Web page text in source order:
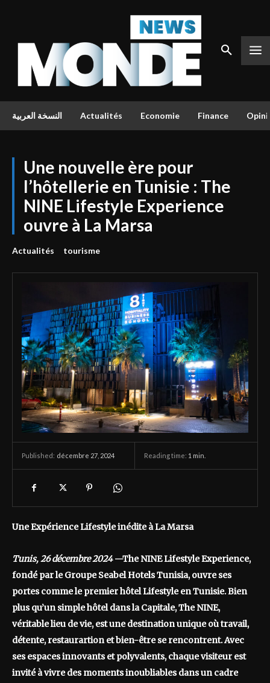
النسخة العربية Actualités Economie Finance
Une nouvelle ère pour
l’hôtellerie en Tunisie : The
NINE Lifestyle Experience
ouvre à La Marsa
Actualités tourisme
Published: décembre 27, 2024 Reading time: 1 min.
Une Expérience Lifestyle inédite à La Marsa
Tunis, 26 décembre 2024—The NINE Lifestyle Experience,
fondé par le Groupe Seabel Hotels Tunisia, ouvre ses
portes comme le premier hôtel Lifestyle en Tunisie. Bien
plus qu’un simple hôtel dans la Capitale, The NINE,
véritable lieu de vie, est une destination unique où travail,
détente, restaurartion et bien-être se rencontrent. Avec
ses espaces innovants et polyvalents, chaque visiteur est
invité à vivre des moments inoubliables dans un cadre